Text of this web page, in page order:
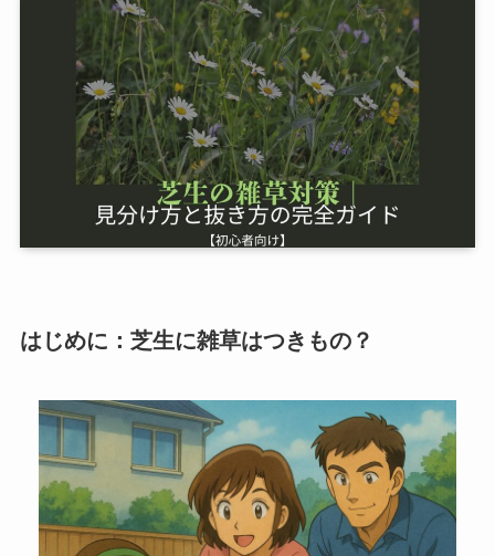
はじめに：芝生に雑草はつきもの？